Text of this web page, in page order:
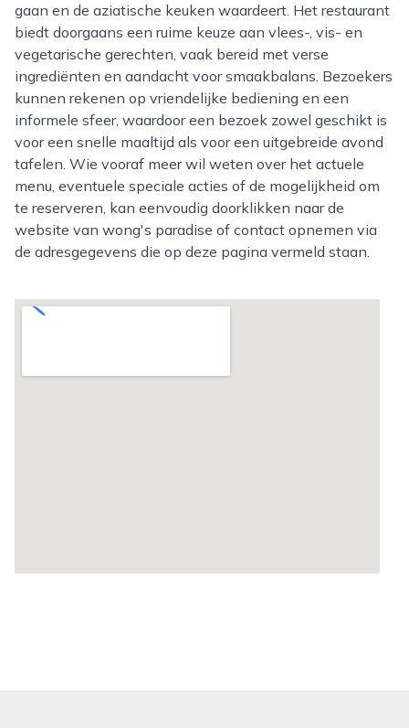
gaan en de aziatische keuken waardeert. Het restaurant
biedt doorgaans een ruime keuze aan vlees-, vis- en
vegetarische gerechten, vaak bereid met verse
ingrediënten en aandacht voor smaakbalans. Bezoekers
kunnen rekenen op vriendelijke bediening en een
informele sfeer, waardoor een bezoek zowel geschikt is
voor een snelle maaltijd als voor een uitgebreide avond
tafelen. Wie vooraf meer wil weten over het actuele
menu, eventuele speciale acties of de mogelijkheid om
te reserveren, kan eenvoudig doorklikken naar de
website van wong's paradise of contact opnemen via
de adresgegevens die op deze pagina vermeld staan.